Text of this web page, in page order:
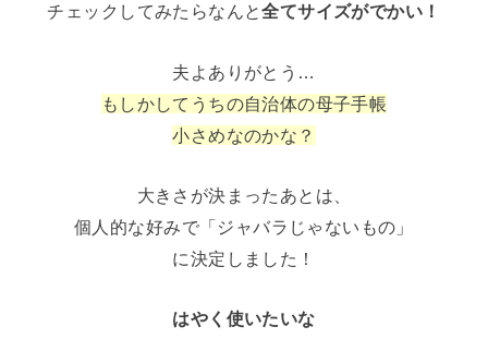
チェックしてみたらなんと全てサイズがでかい！
夫よありがとう…
もしかしてうちの自治体の母子手帳
小さめなのかな？
大きさが決まったあとは、
個人的な好みで「ジャバラじゃないもの」
に決定しました！
はやく使いたいな